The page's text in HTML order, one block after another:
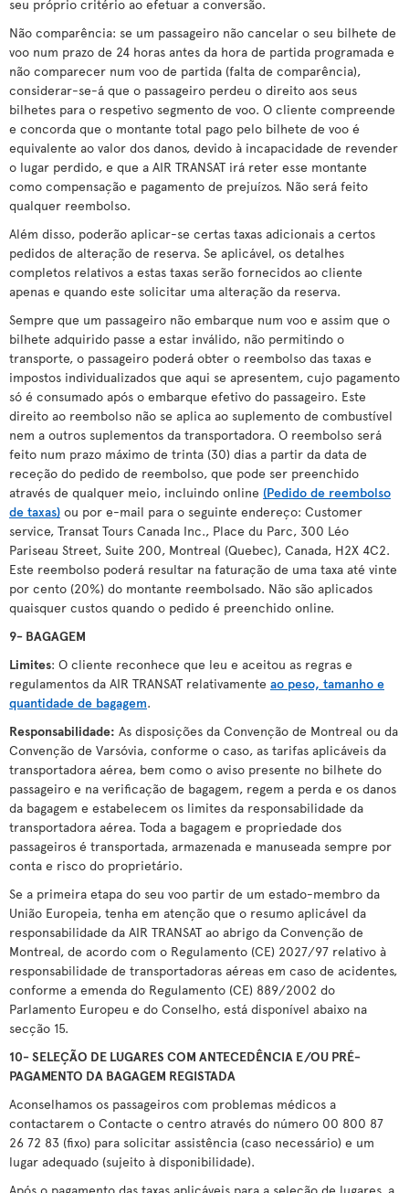
seu próprio critério ao efetuar a conversão.
Não comparência: se um passageiro não cancelar o seu bilhete de
voo num prazo de 24 horas antes da hora de partida programada e
não comparecer num voo de partida (falta de comparência),
considerar-se-á que o passageiro perdeu o direito aos seus
bilhetes para o respetivo segmento de voo. O cliente compreende
e concorda que o montante total pago pelo bilhete de voo é
equivalente ao valor dos danos, devido à incapacidade de revender
o lugar perdido, e que a AIR TRANSAT irá reter esse montante
como compensação e pagamento de prejuízos. Não será feito
qualquer reembolso.
Além disso, poderão aplicar-se certas taxas adicionais a certos
pedidos de alteração de reserva. Se aplicável, os detalhes
completos relativos a estas taxas serão fornecidos ao cliente
apenas e quando este solicitar uma alteração da reserva.
Sempre que um passageiro não embarque num voo e assim que o
bilhete adquirido passe a estar inválido, não permitindo o
transporte, o passageiro poderá obter o reembolso das taxas e
impostos individualizados que aqui se apresentem, cujo pagamento
só é consumado após o embarque efetivo do passageiro. Este
direito ao reembolso não se aplica ao suplemento de combustível
nem a outros suplementos da transportadora. O reembolso será
feito num prazo máximo de trinta (30) dias a partir da data de
receção do pedido de reembolso, que pode ser preenchido
através de qualquer meio, incluindo online (Pedido de reembolso
de taxas) ou por e-mail para o seguinte endereço: Customer
service, Transat Tours Canada Inc., Place du Parc, 300 Léo
Pariseau Street, Suite 200, Montreal (Quebec), Canada, H2X 4C2.
Este reembolso poderá resultar na faturação de uma taxa até vinte
por cento (20%) do montante reembolsado. Não são aplicados
quaisquer custos quando o pedido é preenchido online.
9- BAGAGEM
Limites: O cliente reconhece que leu e aceitou as regras e
regulamentos da AIR TRANSAT relativamente ao peso, tamanho e
quantidade de bagagem.
Responsabilidade: As disposições da Convenção de Montreal ou da
Convenção de Varsóvia, conforme o caso, as tarifas aplicáveis da
transportadora aérea, bem como o aviso presente no bilhete do
passageiro e na verificação de bagagem, regem a perda e os danos
da bagagem e estabelecem os limites da responsabilidade da
transportadora aérea. Toda a bagagem e propriedade dos
passageiros é transportada, armazenada e manuseada sempre por
conta e risco do proprietário.
Se a primeira etapa do seu voo partir de um estado-membro da
União Europeia, tenha em atenção que o resumo aplicável da
responsabilidade da AIR TRANSAT ao abrigo da Convenção de
Montreal, de acordo com o Regulamento (CE) 2027/97 relativo à
responsabilidade de transportadoras aéreas em caso de acidentes,
conforme a emenda do Regulamento (CE) 889/2002 do
Parlamento Europeu e do Conselho, está disponível abaixo na
secção 15.
10- SELEÇÃO DE LUGARES COM ANTECEDÊNCIA E/OU PRÉ-
PAGAMENTO DA BAGAGEM REGISTADA
Aconselhamos os passageiros com problemas médicos a
contactarem o Contacte o centro através do número 00 800 87
26 72 83 (fixo) para solicitar assistência (caso necessário) e um
lugar adequado (sujeito à disponibilidade).